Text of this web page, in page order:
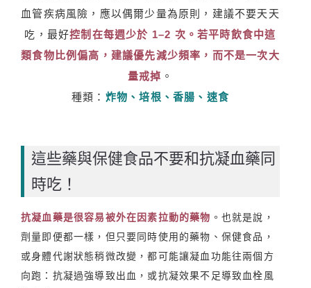
血管疾病風險，應以偶爾少量為原則，建議不要天天
吃，最好控制在每週少於 1–2 次。若平時飲食中這
類食物比例偏高，建議優先減少頻率，而不是一次大
量戒掉 。
種類： 炸物、培根、香腸、速食
這些藥與保健食品不要和抗凝血藥同
時吃！
抗凝血藥是很容易被外在因素拉動的藥物 。也就是說，
劑量即便都一樣，但只要同時使用的藥物、保健食品，
或身體代謝狀態稍微改變，都可能讓凝血功能往兩個方
向跑：抗凝過強導致出血，或抗凝效果不足導致血栓風